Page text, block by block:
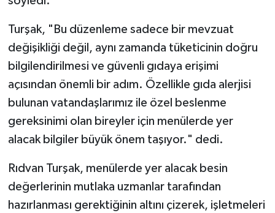
Turşak, "Bu düzenleme sadece bir mevzuat
değişikliği değil, aynı zamanda tüketicinin doğru
bilgilendirilmesi ve güvenli gıdaya erişimi
açısından önemli bir adım. Özellikle gıda alerjisi
bulunan vatandaşlarımız ile özel beslenme
gereksinimi olan bireyler için menülerde yer
alacak bilgiler büyük önem taşıyor." dedi.
Rıdvan Turşak, menülerde yer alacak besin
değerlerinin mutlaka uzmanlar tarafından
hazırlanması gerektiğinin altını çizerek, işletmeleri